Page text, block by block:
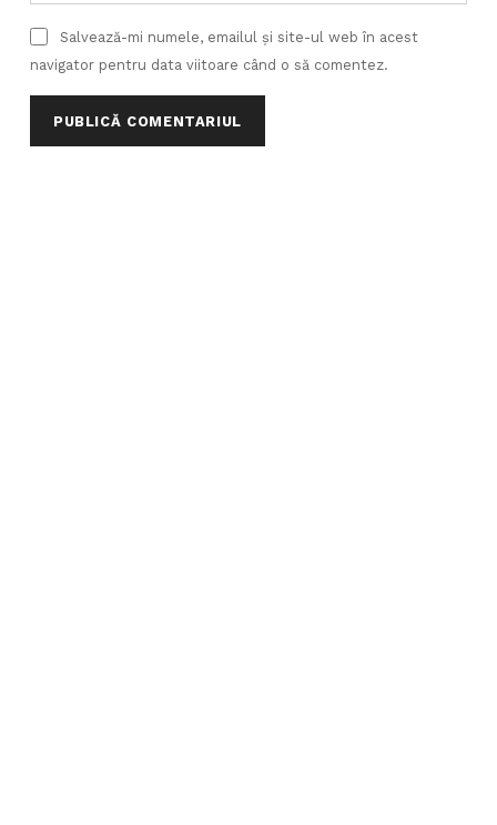
Salvează-mi numele, emailul și site-ul web în acest
navigator pentru data viitoare când o să comentez.